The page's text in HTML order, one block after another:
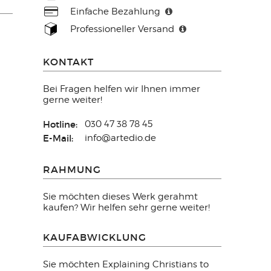
Einfache Bezahlung
Professioneller Versand
KONTAKT
Bei Fragen helfen wir Ihnen immer
gerne weiter!
Hotline: 030 47 38 78 45
E-Mail: info@artedio.de
RAHMUNG
Sie möchten dieses Werk gerahmt
kaufen? Wir helfen sehr gerne weiter!
KAUFABWICKLUNG
Sie möchten Explaining Christians to